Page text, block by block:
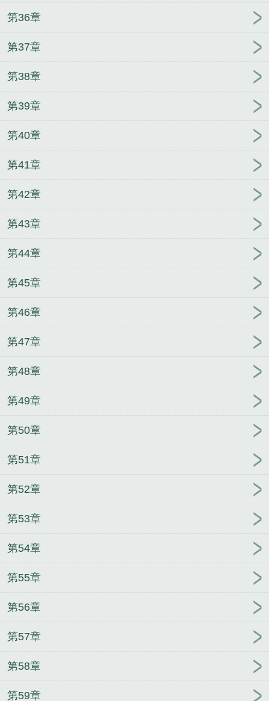
第36章
第37章
第38章
第39章
第40章
第41章
第42章
第43章
第44章
第45章
第46章
第47章
第48章
第49章
第50章
第51章
第52章
第53章
第54章
第55章
第56章
第57章
第58章
第59章